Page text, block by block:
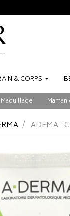
&CORPS
Maquillage
ADEMA -